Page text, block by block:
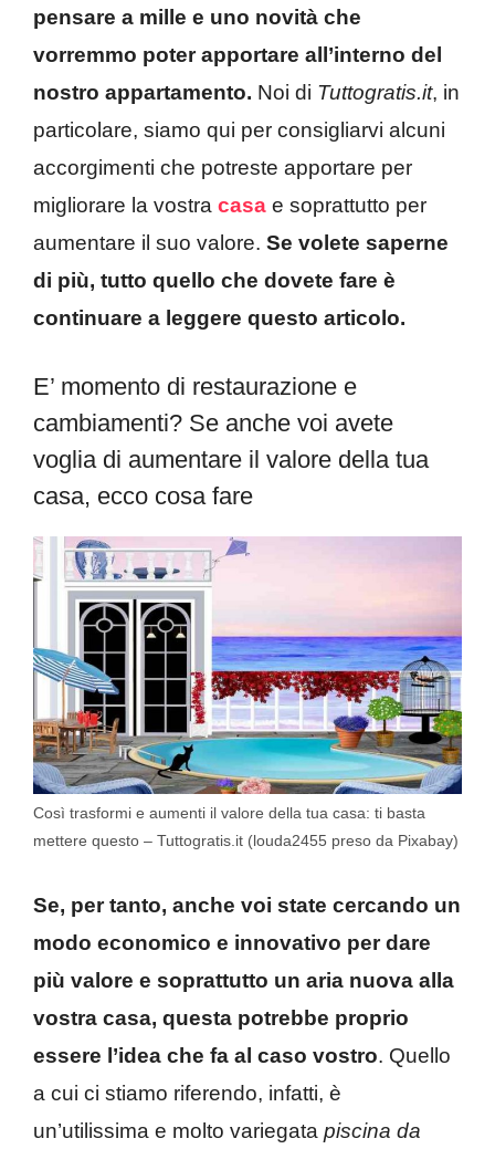
pensare a mille e uno novità che
vorremmo poter apportare all’interno del
nostro appartamento. Noi di Tuttogratis.it, in
particolare, siamo qui per consigliarvi alcuni
accorgimenti che potreste apportare per
migliorare la vostra casa e soprattutto per
aumentare il suo valore. Se volete saperne
di più, tutto quello che dovete fare è
continuare a leggere questo articolo.
E’ momento di restaurazione e
cambiamenti? Se anche voi avete
voglia di aumentare il valore della tua
casa, ecco cosa fare
Così trasformi e aumenti il valore della tua casa: ti basta
mettere questo – Tuttogratis.it (louda2455 preso da Pixabay)
Se, per tanto, anche voi state cercando un
modo economico e innovativo per dare
più valore e soprattutto un aria nuova alla
vostra casa, questa potrebbe proprio
essere l’idea che fa al caso vostro. Quello
a cui ci stiamo riferendo, infatti, è
un’utilissima e molto variegata piscina da